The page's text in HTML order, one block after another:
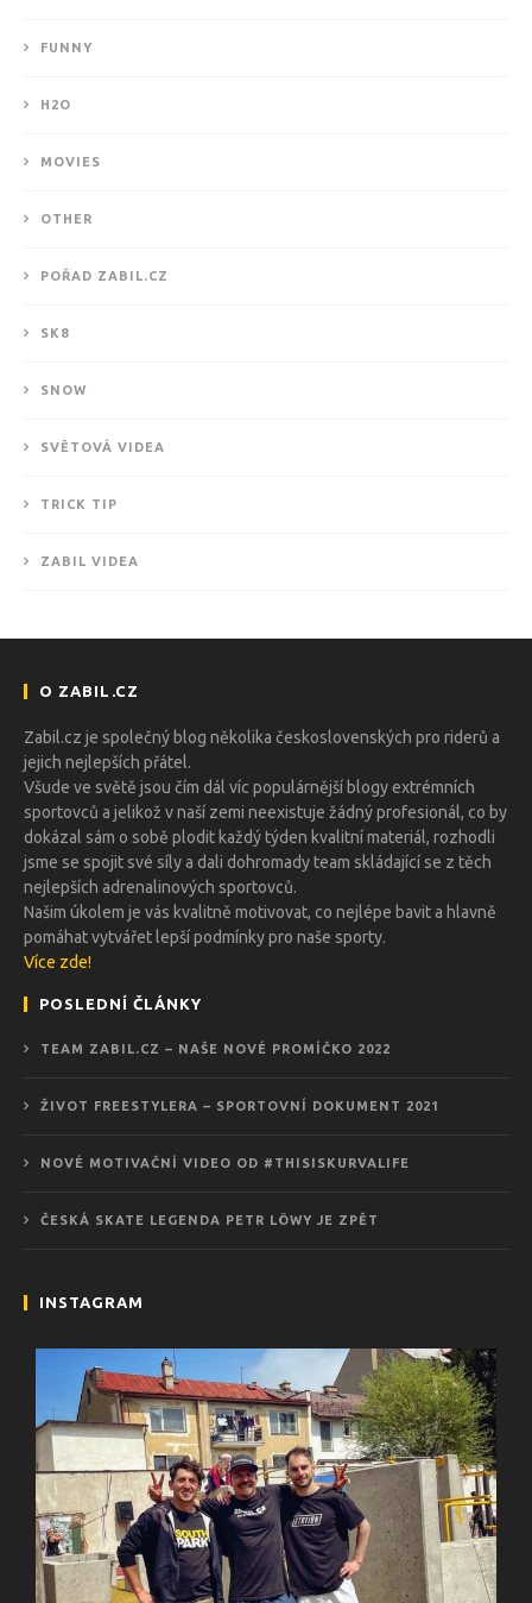
FUNNY
H2O
MOVIES
OTHER
POŘAD ZABIL.CZ
SK8
SNOW
SVĚTOVÁ VIDEA
TRICK TIP
ZABIL VIDEA
O ZABIL.CZ
Zabil.cz je společný blog několika československých pro riderů a
jejich nejlepších přátel.
Všude ve světě jsou čím dál víc populárnější blogy extrémních
sportovců a jelikož v naší zemi neexistuje žádný profesionál, co by
dokázal sám o sobě plodit každý týden kvalitní materiál, rozhodli
jsme se spojit své síly a dali dohromady team skládající se z těch
nejlepších adrenalinových sportovců.
Našim úkolem je vás kvalitně motivovat, co nejlépe bavit a hlavně
pomáhat vytvářet lepší podmínky pro naše sporty.
Více zde!
POSLEDNÍ ČLÁNKY
TEAM ZABIL.CZ – NAŠE NOVÉ PROMÍČKO 2022
ŽIVOT FREESTYLERA – SPORTOVNÍ DOKUMENT 2021
NOVÉ MOTIVAČNÍ VIDEO OD #THISISKURVALIFE
ČESKÁ SKATE LEGENDA PETR LÖWY JE ZPĚT
INSTAGRAM